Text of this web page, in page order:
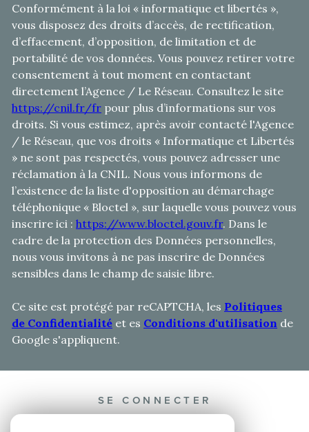
Conformément à la loi « informatique et libertés »,
vous disposez des droits d’accès, de rectification,
d’effacement, d’opposition, de limitation et de
portabilité de vos données. Vous pouvez retirer votre
consentement à tout moment en contactant
directement l’Agence / Le Réseau. Consultez le site
https://cnil.fr/fr pour plus d’informations sur vos
droits. Si vous estimez, après avoir contacté l'Agence
/ le Réseau, que vos droits « Informatique et Libertés
» ne sont pas respectés, vous pouvez adresser une
réclamation à la CNIL. Nous vous informons de
l’existence de la liste d'opposition au démarchage
téléphonique « Bloctel », sur laquelle vous pouvez vous
inscrire ici : https://www.bloctel.gouv.fr. Dans le
cadre de la protection des Données personnelles,
nous vous invitons à ne pas inscrire de Données
sensibles dans le champ de saisie libre.
Ce site est protégé par reCAPTCHA, les Politiques
de Confidentialité et es Conditions d'utilisation de
Google s'appliquent.
SE CONNECTER